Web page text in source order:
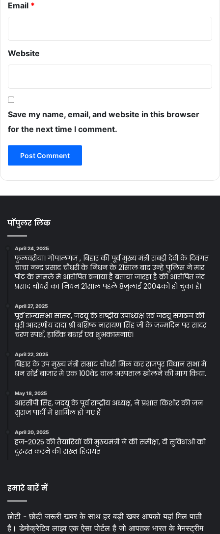
Email *
Website
Save my name, email, and website in this browser
for the next time I comment.
पॉपुलर लिंक
April 24, 2025
फुलवरीया। गोपालगंज , बिहार की पूर्व मुख्य मंत्री राबड़ी देवी के दिवंगत
चाचा नन्द प्रसाद चौधरी के निधन के 21साल बाद उन्हे पुलिस ने मार
पीट के मामले मे आरोपित बनाया है बताया जारहा है की आरोपित नंद
प्रसाद चौधरी का निधन 21साल पहले 8जुलाई 2004को हो चुका है।
April 27, 2025
पूर्व राज्यसभा सांसद, जदयू के राष्ट्रीय उपाध्यक्ष एवं जदयू संगठन की
धुरी आदरणीय दादा श्री बशिष्ठ नारायण सिंह जी के जन्मदिन पर सादर
चरण स्पर्श, हार्दिक बधाई एवं शुभकामनाएं।
April 22, 2025
बिहार के उप मुख्य मंत्री सम्राट चौधरी मिल कर राजपुर विधान सभा मे
धन सोई बाजार मे एक 100वेड वाल अस्पताल खोलने की मांग किया.
May 18, 2025
आरसीपी सिंह, जदयू के पूर्व राष्ट्रीय अध्यक्ष, ने प्रशांत किशोर की जन
सुराज पार्टी में शामिल हो गए हैं
April 20, 2025
हज-2025 की तैयारियों की मुख्यमंत्री ने की समीक्षा, दी सुविधाओं को
दुरुस्त करने की सख्त हिदायत
हमारे बारें में
छोटी - छोटी जरूरी खबर के साथ हर बड़ी खबर आपको यहां मिल पाती
है। डेमोक्रेटिव लाइव एक ऐसा पोर्टल है जो आपतक भारत के मेनस्ट्रीम